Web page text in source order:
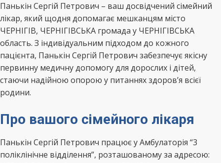
Панькін Сергій Петрович – ваш досвідчений сімейний
лікар, який щодня допомагає мешканцям місто
ЧЕРНІГІВ, ЧЕРНІГІВСЬКА громада у ЧЕРНІГІВСЬКА
область. З індивідуальним підходом до кожного
пацієнта, Панькін Сергій Петрович забезпечує якісну
первинну медичну допомогу для дорослих і дітей,
стаючи надійною опорою у питаннях здоров’я всієї
родини.
Про вашого сімейного лікаря
Панькін Сергій Петрович працює у Амбулаторія “3
поліклінічне відділення”, розташованому за адресою: